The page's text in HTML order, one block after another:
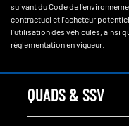
suivant du Code de
contractuel et l'acheteur
l'utilisation des véhicules, ainsi
réglementation en vigueur.
QUADS & SSV